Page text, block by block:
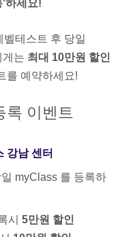
'하세요!
벨테스트 후 당일
게는 최대 10만원 할인
를 예약하세요!
록 이벤트
강남 센터
myClass 를 등록하
시 5만원 할인